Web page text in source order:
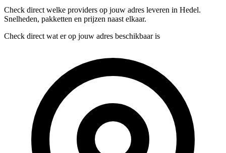
Check direct welke providers op jouw adres leveren in Hedel.
Snelheden, pakketten en prijzen naast elkaar.
Check direct wat er op jouw adres beschikbaar is